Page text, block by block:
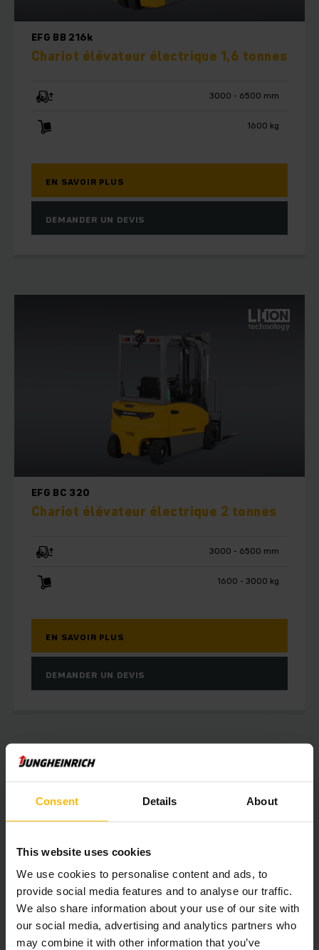
Consent Details About
This website uses cookies
We use cookies to personalise content and ads, to
provide social media features and to analyse our traffic.
We also share information about your use of our site with
our social media, advertising and analytics partners who
may combine it with other information that you’ve
EFG BB 216k
Chariot élévateur électrique 1,6 tonnes
3000 - 6500 mm
1600 kg
EN SAVOIR PLUS
DEMANDER UN DEVIS
EFG BC 320
Chariot élévateur électrique 2 tonnes
3000 - 6500 mm
1600 - 3000 kg
EN SAVOIR PLUS
DEMANDER UN DEVIS